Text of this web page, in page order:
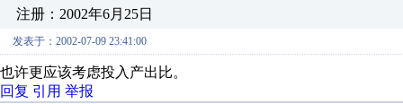
注册：2002年6月25日
发表于：2002-07-09 23:41:00
也许更应该考虑投入产出比。
回复 引用 举报